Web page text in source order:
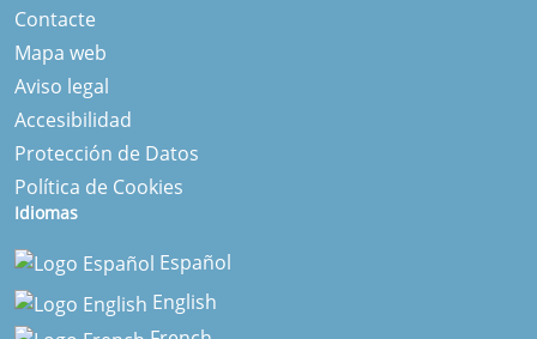
Contacte
Mapa web
Aviso legal
Accesibilidad
Protección de Datos
Política de Cookies
Idiomas
Español
English